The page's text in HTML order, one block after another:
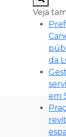
Veja
da
em